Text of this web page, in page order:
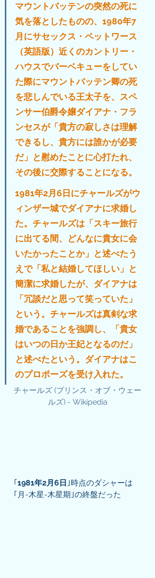
マウントバッテンの突然の死に
気を落としたものの、1980年7
月にサセックス・ペットワース
（英語版）近くのカントリー・
ハウスでバーベキューをしてい
た際にマウントバッテン卿の死
を悲しんでいる王太子を、スペ
ンサー伯爵令嬢ダイアナ・フラ
ンセスが「貴方の寂しさは理解
できるし、貴方には誰かが必要
だ」と慰めたことに心打たれ、
その後に交際することになる。
1981年2月6日にチャールズがウ
ィンザー城でダイアナに求婚し
た。チャールズは「スキー旅行
に出てる間、どんなに貴女に会
いたかったことか」と述べたう
えで「私と結婚してほしい」と
簡潔に求婚したが、ダイアナは
「冗談だと思って笑っていた」
という。チャールズは真剣な求
婚であることを強調し、「貴女
はいつの日か王妃となるのだ」
と述べたという。ダイアナはこ
のプロポーズを受け入れた。
チャールズ (プリンス・オブ・ウェー
ルズ) - Wikipedia
｢ 1981年2月6日 ｣時点のダシャーは
｢月-木星-木星期｣の終盤だった